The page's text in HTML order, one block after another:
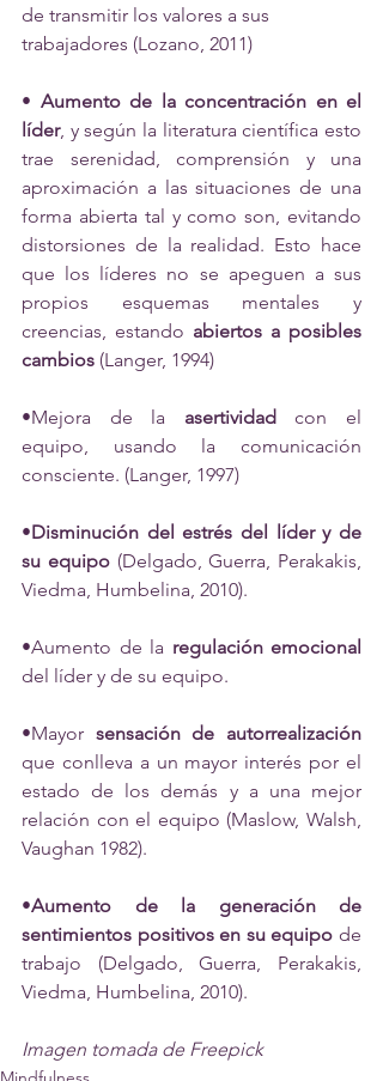
de transmitir los valores a sus
trabajadores (Lozano, 2011)
• Aumento de la concentración en el
líder, y según la literatura científica esto
trae serenidad, comprensión y una
aproximación a las situaciones de una
forma abierta tal y como son, evitando
distorsiones de la realidad. Esto hace
que los líderes no se apeguen a sus
propios esquemas mentales y
creencias, estando abiertos a posibles
cambios (Langer, 1994)
•Mejora de la asertividad con el
equipo, usando la comunicación
consciente. (Langer, 1997)
•Disminución del estrés del líder y de
su equipo (Delgado, Guerra, Perakakis,
Viedma, Humbelina, 2010).
•Aumento de la regulación emocional
del líder y de su equipo.
•Mayor sensación de autorrealización
que conlleva a un mayor interés por el
estado de los demás y a una mejor
relación con el equipo (Maslow, Walsh,
Vaughan 1982).
•Aumento de la generación de
sentimientos positivos en su equipo de
trabajo (Delgado, Guerra, Perakakis,
Viedma, Humbelina, 2010).
Imagen tomada de Freepick